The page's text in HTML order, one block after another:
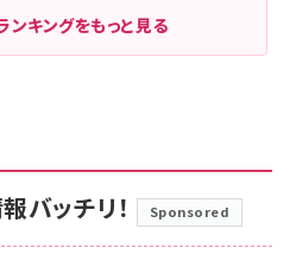
ンキングをもっと見る
バッチリ！ Sponsored